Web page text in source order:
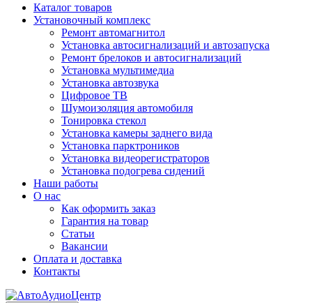
Каталог товаров
Установочный комплекс
Ремонт автомагнитол
Установка автосигнализаций и автозапуска
Ремонт брелоков и автосигнализаций
Установка мультимедиа
Установка автозвука
Цифровое ТВ
Шумоизоляция автомобиля
Тонировка стекол
Установка камеры заднего вида
Установка парктроников
Установка видеорегистраторов
Установка подогрева сидений
Наши работы
О нас
Как оформить заказ
Гарантия на товар
Статьи
Вакансии
Оплата и доставка
Контакты